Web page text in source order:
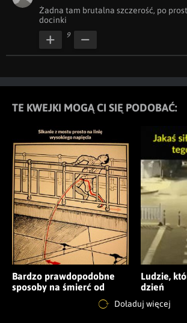
Żadna tam brutalna szczerość, po
docinki
9
TE KWEJKI MOGĄ CI SIĘ PODOBAĆ:
Bardzo prawdopodobne
sposoby na śmierć od
porażenia prądem z 1931
Ludzie,
dzień
Doładuj więcej